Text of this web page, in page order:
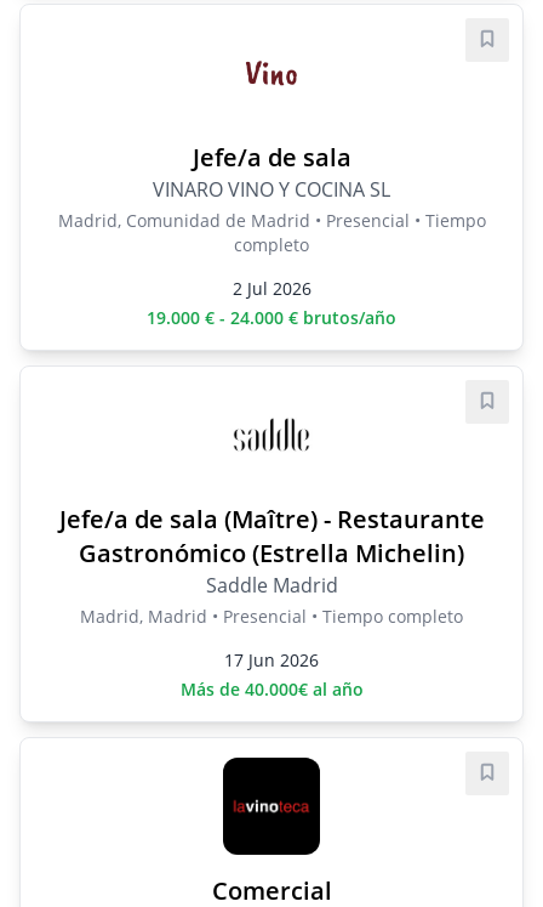
Jefe/a de sala
VINARO VINO Y COCINA SL
Madrid, Comunidad de Madrid • Presencial • Tiempo
completo
2 Jul 2026
19.000 € - 24.000 € brutos/año
Jefe/a de sala (Maître) - Restaurante
Gastronómico (Estrella Michelin)
Saddle Madrid
Madrid, Madrid • Presencial • Tiempo completo
17 Jun 2026
Más de 40.000€ al año
Comercial